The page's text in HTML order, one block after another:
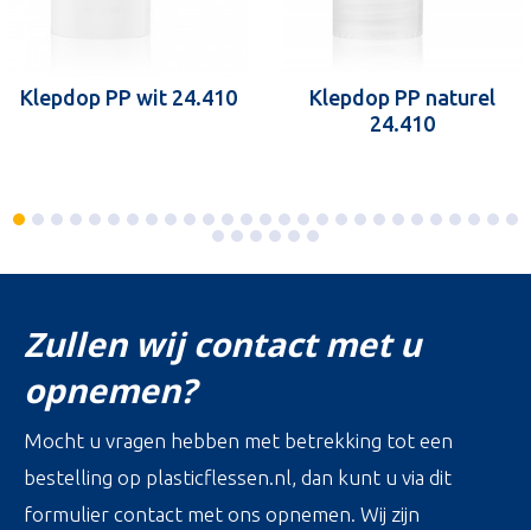
Klepdop PP wit 24.410
Klepdop PP naturel
24.410
Zullen wij contact met u
opnemen?
Mocht u vragen hebben met betrekking tot een
bestelling op plasticflessen.nl, dan kunt u via dit
formulier contact met ons opnemen. Wij zijn